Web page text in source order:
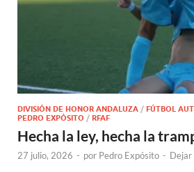
DIVISIÓN DE HONOR ANDALUZA / FÚTBOL
PEDRO EXPÓSITO / RFAF
Hecha la ley, hecha la
27 julio, 2026 - por Pedro Expósito - Dejar